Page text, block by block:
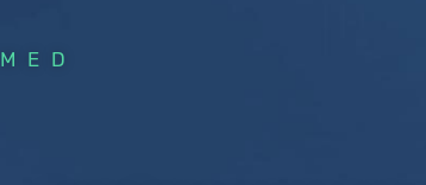
MED